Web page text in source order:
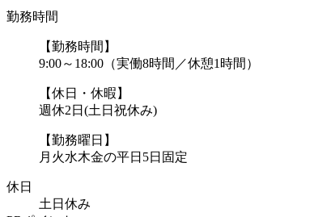
勤務時間
【勤務時間】
9:00～18:00（実働8時間／休憩1時間）
【休日・休暇】
週休2日(土日祝休み)
【勤務曜日】
月火水木金の平日5日固定
休日
土日休み